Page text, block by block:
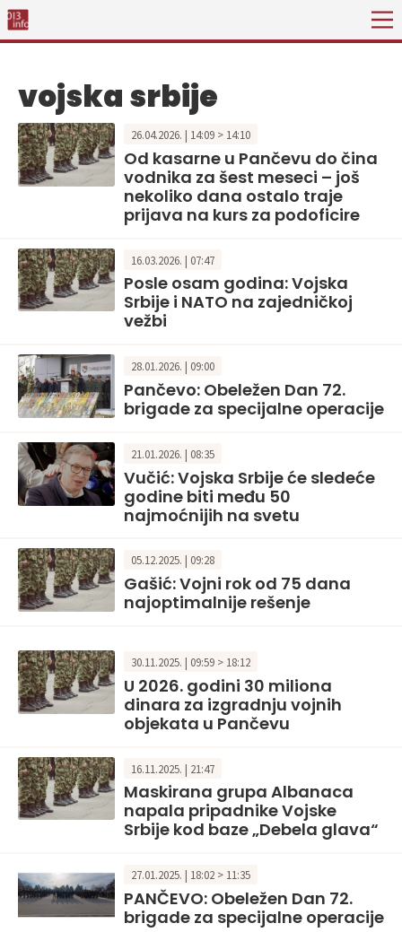
vojska srbije
26.04.2026. | 14:09 > 14:10
Od kasarne u Pančevu do čina
vodnika za šest meseci – još
nekoliko dana ostalo traje
prijava na kurs za podoficire
16.03.2026. | 07:47
Posle osam godina: Vojska
Srbije i NATO na zajedničkoj
vežbi
28.01.2026. | 09:00
Pančevo: Obeležen Dan 72.
brigade za specijalne operacije
21.01.2026. | 08:35
Vučić: Vojska Srbije će sledeće
godine biti među 50
najmoćnijih na svetu
05.12.2025. | 09:28
Gašić: Vojni rok od 75 dana
najoptimalnije rešenje
30.11.2025. | 09:59 > 18:12
U 2026. godini 30 miliona
dinara za izgradnju vojnih
objekata u Pančevu
16.11.2025. | 21:47
Maskirana grupa Albanaca
napala pripadnike Vojske
Srbije kod baze „Debela glava“
27.01.2025. | 18:02 > 11:35
PANČEVO: Obeležen Dan 72.
brigade za specijalne operacije